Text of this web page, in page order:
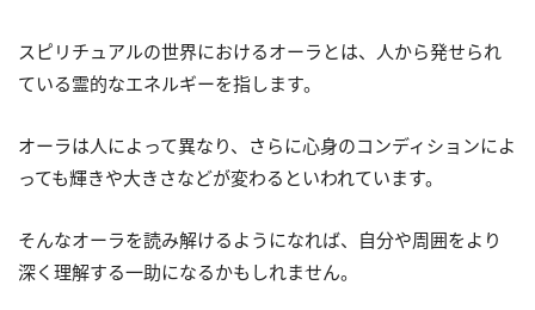
スピリチュアルの世界におけるオーラとは、人から発せられ
ている霊的なエネルギーを指します。
オーラは人によって異なり、さらに心身のコンディションによ
っても輝きや大きさなどが変わるといわれています。
そんなオーラを読み解けるようになれば、自分や周囲をより
深く理解する一助になるかもしれません。